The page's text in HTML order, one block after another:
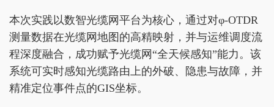
本次实践以数智光缆网平台为核心，通过对φ-OTDR
测量数据在光缆网地图的高精映射，并与运维调度流
程深度融合，成功赋予光缆网“全天候感知”能力。该
系统可实时感知光缆路由上的外破、隐患与故障，并
精准定位事件点的GIS坐标。